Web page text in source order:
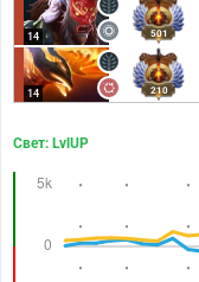
14 501
14 210
Свет: LvlUP